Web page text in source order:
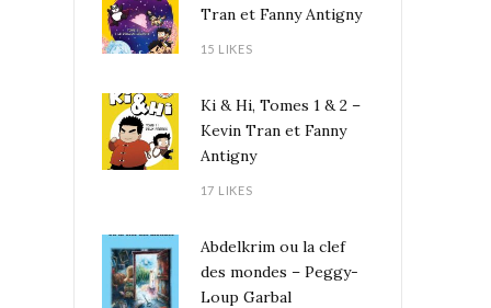
Tran et Fanny Antigny
15 LIKES
Ki & Hi, Tomes 1 & 2 –
Kevin Tran et Fanny
Antigny
17 LIKES
Abdelkrim ou la clef
des mondes – Peggy-
Loup Garbal